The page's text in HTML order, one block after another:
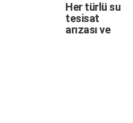
Her türlü su
tesisat
arızasıve